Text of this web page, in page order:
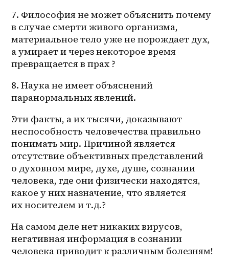
7. Философия не может объяснить почему
в случае смерти живого организма,
материальное тело уже не порождает дух,
а умирает и через некоторое время
превращается в прах ?
8. Наука не имеет объяснений
паранормальных явлений.
Эти факты, а их тысячи, доказывают
неспособность человечества правильно
понимать мир. Причиной является
отсутствие объективных представлений
о духовном мире, духе, душе, сознании
человека, где они физически находятся,
какое у них назначение, что является
их носителем и т.д.?
На самом деле нет никаких вирусов,
негативная информация в сознании
человека приводит к различным болезням!